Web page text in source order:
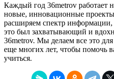
Каждый год 36metrov работает
новые, инновационные
расширяем спектр
это был захватывающий и
36metrov. Мы делаем все это
еще многих лет, чтобы помочь
учиться.